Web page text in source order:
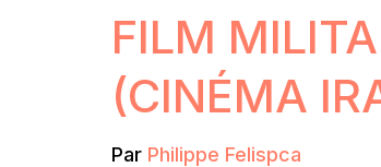
FILM
(CINÉMA
Par Philippe Felispca